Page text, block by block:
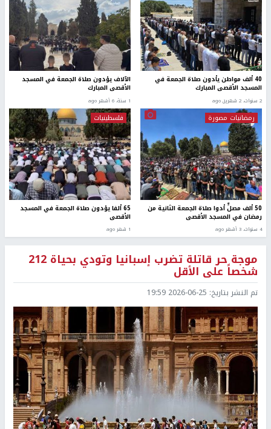
40 ألف مواطن يأدون صلاة الجمعة في
المسجد الأقصى المبارك
2 سنوات، 2 شهرين ago
الآلاف يؤدون صلاة الجمعة في المسجد
الأقصى المبارك
1 سنة، 6 أشهر ago
رمضانيات مصورة
50 ألف مصلٍّ أدوا صلاة الجمعة الثانية من
رمضان في المسجد الأقصى
4 سنوات، 3 أشهر ago
فلسطينيات
65 ألفا يؤدون صلاة الجمعة في المسجد
الأقصى
1 شهر ago
موجة حر قاتلة تضرب إسبانيا وتودي بحياة 212
شخصاً على الأقل
تم النشر بتاريخ: 2026-06-25 19:59